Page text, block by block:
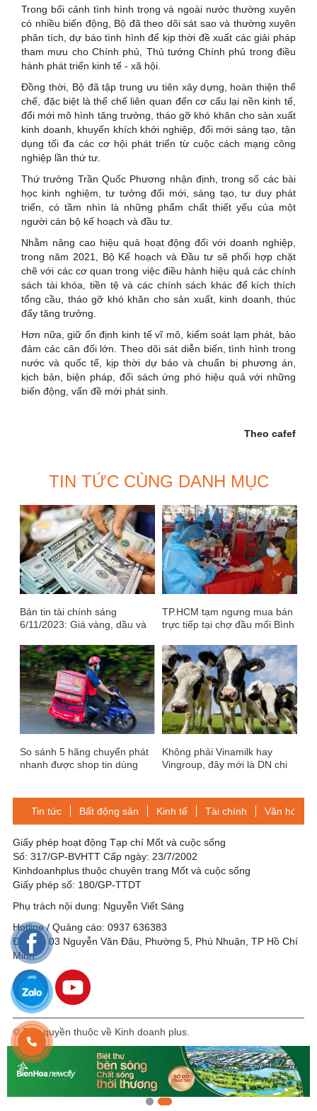
Trong bối cảnh tình hình trọng và ngoài nước thường xuyên
có nhiều biến động, Bộ đã theo dõi sát sao và thường xuyên
phân tích, dự báo tình hình để kịp thời đề xuất các giải pháp
tham mưu cho Chính phủ, Thủ tướng Chính phủ trong điều
hành phát triển kinh tế - xã hội.
Đồng thời, Bộ đã tập trung ưu tiên xây dựng, hoàn thiện thể
chế, đặc biệt là thể chế liên quan đến cơ cấu lại nền kinh tế,
đổi mới mô hình tăng trưởng, tháo gỡ khó khăn cho sản xuất
kinh doanh, khuyến khích khởi nghiệp, đổi mới sáng tạo, tận
dụng tối đa các cơ hội phát triển từ cuộc cách mạng công
nghiệp lần thứ tư.
Thứ trưởng Trần Quốc Phương nhận định, trong số các bài
học kinh nghiệm, tư tưởng đổi mới, sáng tạo, tư duy phát
triển, có tầm nhìn là những phẩm chất thiết yếu của một
người cán bộ kế hoạch và đầu tư.
Nhằm nâng cao hiệu quả hoạt động đối với doanh nghiệp,
trong năm 2021, Bộ Kế hoạch và Đầu tư sẽ phối hợp chặt
chẽ với các cơ quan trong việc điều hành hiệu quả các chính
sách tài khóa, tiền tệ và các chính sách khác để kích thích
tổng cầu, tháo gỡ khó khăn cho sản xuất, kinh doanh, thúc
đẩy tăng trưởng.
Hơn nữa, giữ ổn định kinh tế vĩ mô, kiểm soát lạm phát, bảo
đảm các cân đối lớn. Theo dõi sát diễn biến, tình hình trong
nước và quốc tế, kịp thời dự báo và chuẩn bị phương án,
kịch bản, biện pháp, đối sách ứng phó hiệu quả với những
biến động, vấn đề mới phát sinh.
Theo cafef
TIN TỨC CÙNG DANH MỤC
Bản tin tài chính sáng
6/11/2023: Giá vàng, dầu và
TP.HCM tạm ngưng mua bán
trực tiếp tại chợ đầu mối Bình
So sánh 5 hãng chuyển phát
nhanh được shop tin dùng
Không phải Vinamilk hay
Vingroup, đây mới là DN chi
Tin tức Bất động sản Kinh tế Tài chính Văn hóa-
Giấy phép hoạt động Tạp chí Mốt và cuộc sống
Số: 317/GP-BVHTT Cấp ngày: 23/7/2002
Kinhdoanhplus thuộc chuyên trang Mốt và cuộc sống
Giấy phép số: 180/GP-TTDT
Phụ trách nội dung: Nguyễn Viết Sáng
Hotline / Quảng cáo: 0937 636383
Địa chỉ: 03 Nguyễn Văn Đậu, Phường 5, Phú Nhuận, TP Hồ Chí
Minh
© Bản quyền thuộc về Kinh doanh plus.